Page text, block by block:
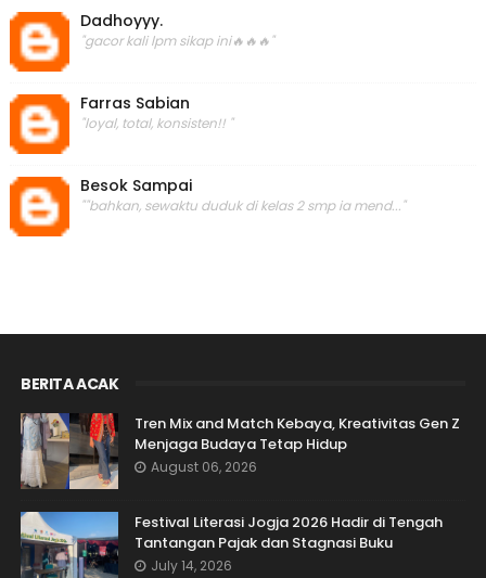
Dadhoyyy.
"gacor kali lpm sikap ini🔥🔥🔥"
Farras Sabian
"loyal, total, konsisten!! "
Besok Sampai
""bahkan, sewaktu duduk di kelas 2 smp ia mend..."
BERITA ACAK
Tren Mix and Match Kebaya, Kreativitas Gen Z
Menjaga Budaya Tetap Hidup
August 06, 2026
Festival Literasi Jogja 2026 Hadir di Tengah
Tantangan Pajak dan Stagnasi Buku
July 14, 2026